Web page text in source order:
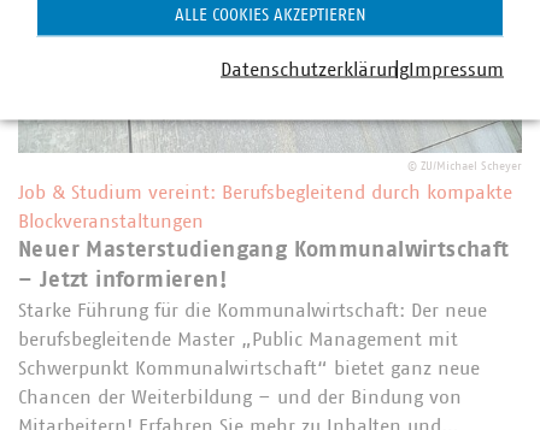
© ZU/Michael Scheyer
Job & Studium vereint: Berufsbegleitend durch kompakte
Blockveranstaltungen
Neuer Masterstudiengang Kommunalwirtschaft
– Jetzt informieren!
Starke Führung für die Kommunalwirtschaft: Der neue
berufsbegleitende Master „Public Management mit
Schwerpunkt Kommunalwirtschaft“ bietet ganz neue
Chancen der Weiterbildung – und der Bindung von
ALLE COOKIES AKZEPTIEREN
DatenschutzerklärungImpressum